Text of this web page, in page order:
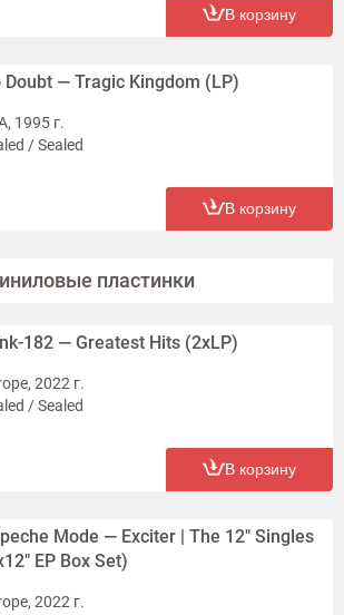
В корзину
Doubt — Tragic Kingdom (LP)
1995 г.
/ Sealed
В корзину
пластинки
182 — Greatest Hits (2xLP)
2022 г.
/ Sealed
В корзину
Mode — Exciter | The 12″ Singles
EP Box Set)
2022 г.